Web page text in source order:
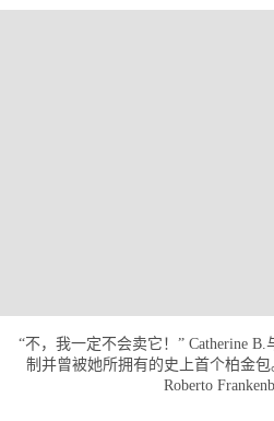
“不，我一定不会卖它！” Catherine
制并曾被她所拥有的史上首个柏金
Roberto